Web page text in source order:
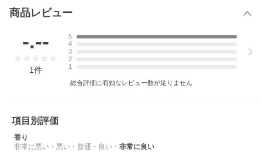
商品レビュー
-.--
1件
5
4
3
2
1
総合評価に有効なレビュー数が足りません
項目別評価
香り
非常に悪い ・ 悪い ・ 普通 ・ 良い ・ 非常に良い